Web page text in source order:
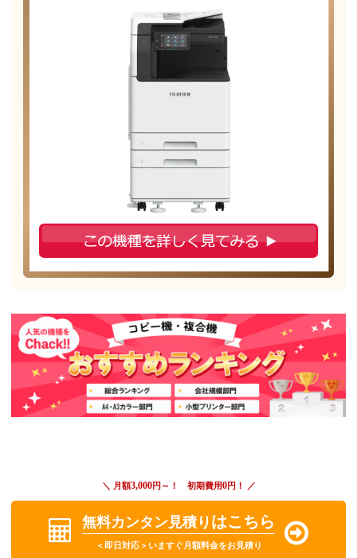
＼ 月額3,000円～！ 初期費用0円！ ／
無料カンタン見積り はこちら
＜即日対応＞いますぐ月額料金をお見積り